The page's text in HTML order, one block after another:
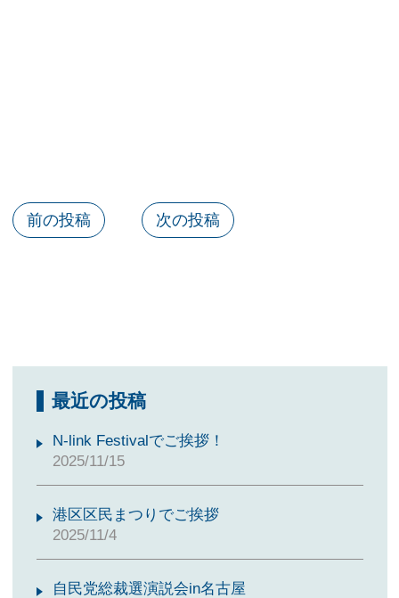
前の投稿 次の投稿
最近の投稿
N-link Festivalでご挨拶！
2025/11/15
港区区民まつりでご挨拶
2025/11/4
自民党総裁選演説会in名古屋